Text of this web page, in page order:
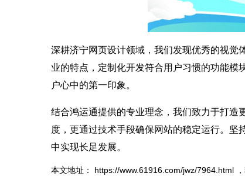
深耕济宁网页设计领域，我们发现优秀的视觉
业的特点，定制化开发符合用户习惯的功能模
户心中的第一印象。
结合鸿运通提供的专业理念，我们致力于打造
度，更通过技术手段确保网站的稳定运行。坚
中实现长足发展。
本文地址： https://www.61916.com/jwz/7964.html